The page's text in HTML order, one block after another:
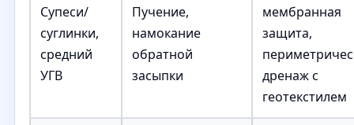
Супеси/
суглинки,
средний
УГВ
Пучение,
намокание
обратной
засыпки
мембранная
защита,
дренаж с
геотекстилем